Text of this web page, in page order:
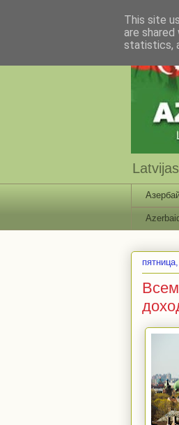
This site
are
statistics,